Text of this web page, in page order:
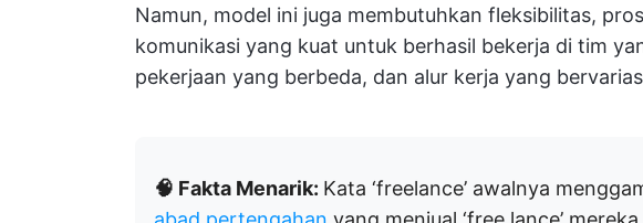
Namun, model ini juga membutuhkan fleksibilitas,
komunikasi yang kuat untuk berhasil bekerja di tim
pekerjaan yang berbeda, dan alur kerja yang
🧠 Fakta Menarik: Kata ‘freelance’ awalnya